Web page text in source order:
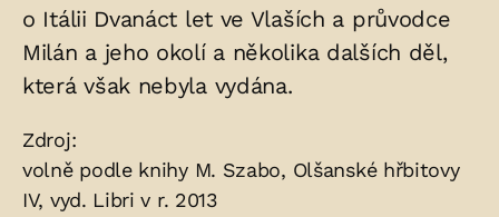
o Itálii Dvanáct let ve Vlaších a průvodce
Milán a jeho okolí a několika dalších děl,
která však nebyla vydána.
Zdroje:
Zdroj:
volně podle knihy M. Szabo, Olšanské hřbitovy
IV, vyd. Libri v r. 2013